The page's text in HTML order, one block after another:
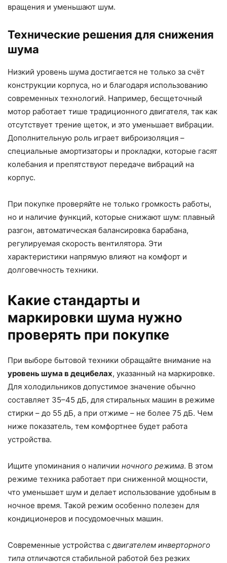
вращения и уменьшают шум.
Технические решения для снижения
шума
Низкий уровень шума достигается не только за счёт
конструкции корпуса, но и благодаря использованию
современных технологий. Например, бесщеточный
мотор работает тише традиционного двигателя, так как
отсутствует трение щеток, и это уменьшает вибрации.
Дополнительную роль играет виброизоляция –
специальные амортизаторы и прокладки, которые гасят
колебания и препятствуют передаче вибраций на
корпус.
При покупке проверяйте не только громкость работы,
но и наличие функций, которые снижают шум: плавный
разгон, автоматическая балансировка барабана,
регулируемая скорость вентилятора. Эти
характеристики напрямую влияют на комфорт и
долговечность техники.
Какие стандарты и
маркировки шума нужно
проверять при покупке
При выборе бытовой техники обращайте внимание на
уровень шума в децибелах, указанный на маркировке.
Для холодильников допустимое значение обычно
составляет 35–45 дБ, для стиральных машин в режиме
стирки – до 55 дБ, а при отжиме – не более 75 дБ. Чем
ниже показатель, тем комфортнее будет работа
устройства.
Ищите упоминания о наличии ночного режима. В этом
режиме техника работает при сниженной мощности,
что уменьшает шум и делает использование удобным в
ночное время. Такой режим особенно полезен для
кондиционеров и посудомоечных машин.
Современные устройства сдвигателем инверторного
типа отличаются стабильной работой без резких